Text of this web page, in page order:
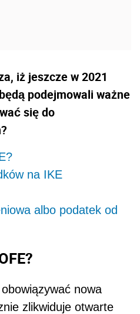
iż jeszcze w 2021
podejmowali ważne
się do
na IKE
albo podatek od
nowa
zlikwiduje otwarte